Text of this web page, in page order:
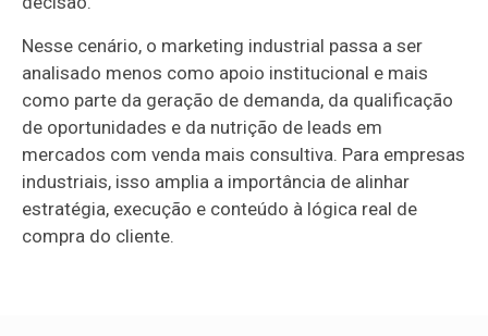
Nesse cenário, o marketing industrial passa a ser
analisado menos como apoio institucional e mais
como parte da geração de demanda, da qualificação
de oportunidades e da nutrição de leads em
mercados com venda mais consultiva. Para empresas
industriais, isso amplia a importância de alinhar
estratégia, execução e conteúdo à lógica real de
compra do cliente.